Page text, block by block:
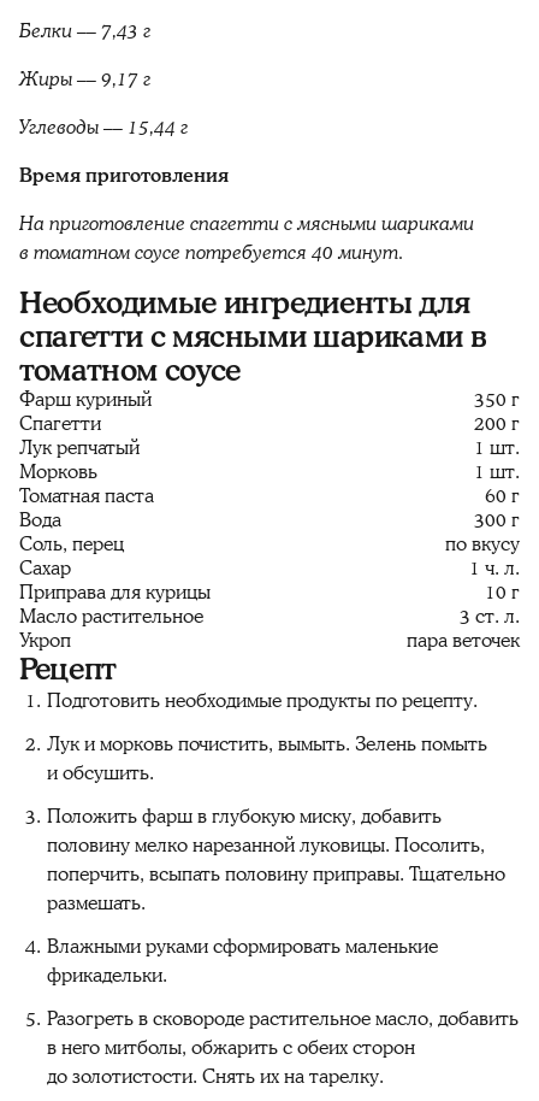
Белки –– 7,43 г
Жиры –– 9,17 г
Углеводы –– 15,44 г
Время приготовления
На приготовление спагетти с мясными шариками
в томатном соусе потребуется 40 минут.
Необходимые ингредиенты для
спагетти с мясными шариками в
томатном соусе
Фарш куриный
350 г
Спагетти
200 г
Лук репчатый
1 шт.
Морковь
1 шт.
Томатная паста
60 г
Вода
300 г
Соль, перец
по вкусу
Сахар
1 ч. л.
Приправа для курицы
10 г
Масло растительное
3 ст. л.
Укроп
пара веточек
Рецепт
Подготовить необходимые продукты по рецепту.
Лук и морковь почистить, вымыть. Зелень помыть
и обсушить.
Положить фарш в глубокую миску, добавить
половину мелко нарезанной луковицы. Посолить,
поперчить, всыпать половину приправы. Тщательно
размешать.
Влажными руками сформировать маленькие
фрикадельки.
Разогреть в сковороде растительное масло, добавить
в него митболы, обжарить с обеих сторон
до золотистости. Снять их на тарелку.